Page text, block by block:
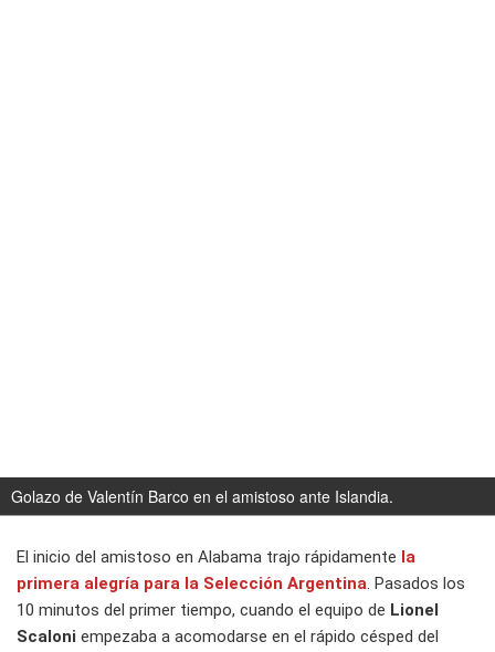
Golazo de Valentín Barco en el amistoso ante Islandia.
El inicio del amistoso en Alabama trajo rápidamente la
primera alegría para la Selección Argentina. Pasados los
10 minutos del primer tiempo, cuando el equipo de Lionel
Scaloni empezaba a acomodarse en el rápido césped del